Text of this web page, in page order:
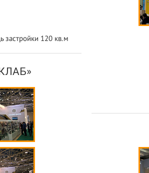
застройки 120 кв.м